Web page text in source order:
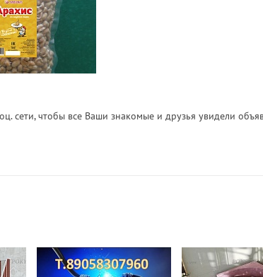
сети, чтобы все Ваши знакомые и друзья увидели